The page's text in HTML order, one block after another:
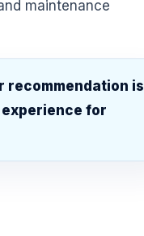
maintenance
recommendation is
for